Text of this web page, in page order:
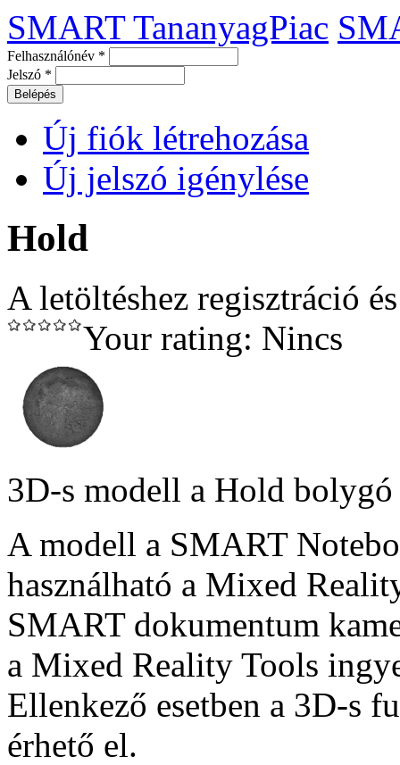
SMART TananyagPiac
Felhasználónév *
Jelszó *
Új fiók létrehozása
Új jelszó igénylése
Hold
A letöltéshez regisztráció
Your rating: Nincs
3D-s modell a Hold bolygó
A modell a SMART
használható a Mixed
SMART dokumentum
a Mixed Reality Tools
Ellenkező esetben a 3D-s
érhető el.